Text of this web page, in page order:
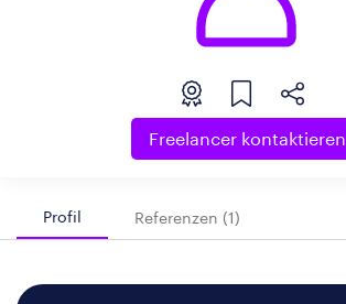
Freelancer kontaktieren
Profil Referenzen (1)